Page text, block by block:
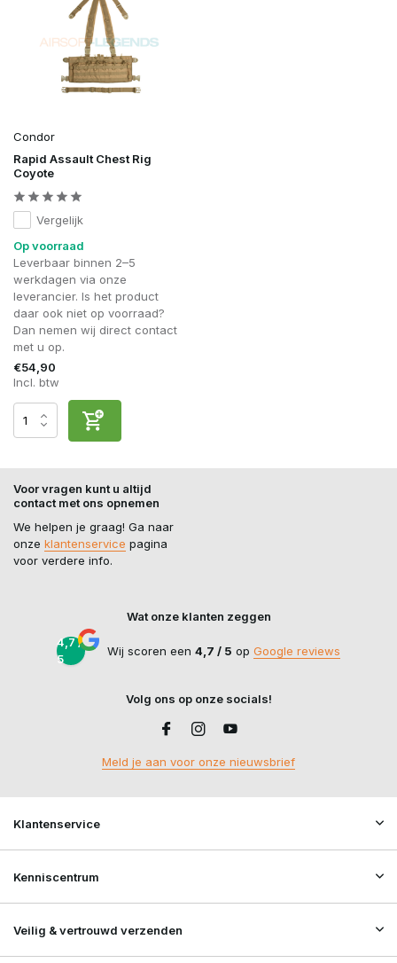
Condor
Rapid Assault Chest Rig
Coyote
Vergelijk
Op voorraad
Leverbaar binnen 2–5
werkdagen via onze
leverancier. Is het product
daar ook niet op voorraad?
Dan nemen wij direct contact
met u op.
€54,90
Incl. btw
Voor vragen kunt u altijd
contact met ons opnemen
We helpen je graag! Ga naar
onze klantenservice pagina
voor verdere info.
Wat onze klanten zeggen
4,7 /
5
Wij scoren een 4,7 / 5 op Google reviews
Volg ons op onze socials!
Meld je aan voor onze nieuwsbrief
Klantenservice
Kenniscentrum
Veilig & vertrouwd verzenden